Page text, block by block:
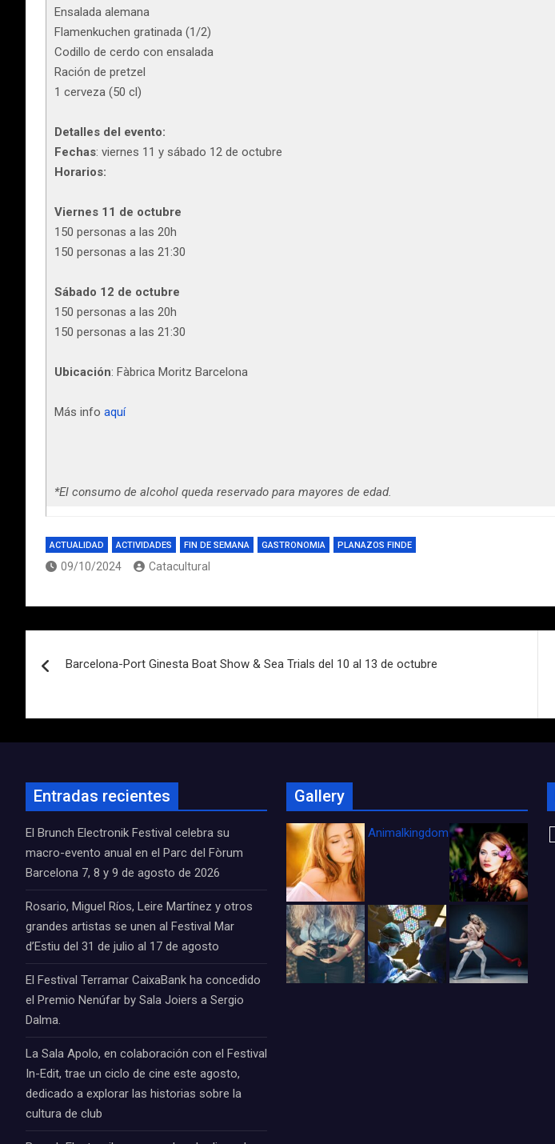
Ensalada alemana
Flamenkuchen gratinada (1/2)
Codillo de cerdo con ensalada
Ración de pretzel
1 cerveza (50 cl)
Detalles del evento:
Fechas: viernes 11 y sábado 12 de octubre
Horarios:
Viernes 11 de octubre
150 personas a las 20h
150 personas a las 21:30
Sábado 12 de octubre
150 personas a las 20h
150 personas a las 21:30
Ubicación: Fàbrica Moritz Barcelona
Más info aquí
*El consumo de alcohol queda reservado para mayores de edad.
ACTUALIDAD ACTIVIDADES FIN DE SEMANA GASTRONOMIA PLANAZOS FINDE
09/10/2024 Catacultural
de
entradas
Barcelona-Port Ginesta Boat Show & Sea Trials del 10 al 13 de octubre
Entradas recientes
El Brunch Electronik Festival celebra su
macro-evento anual en el Parc del Fòrum
Barcelona 7, 8 y 9 de agosto de 2026
Rosario, Miguel Ríos, Leire Martínez y otros
grandes artistas se unen al Festival Mar
d’Estiu del 31 de julio al 17 de agosto
El Festival Terramar CaixaBank ha concedido
el Premio Nenúfar by Sala Joiers a Sergio
Dalma.
La Sala Apolo, en colaboración con el Festival
In-Edit, trae un ciclo de cine este agosto,
dedicado a explorar las historias sobre la
cultura de club
Gallery
Animalkingdom_FichaCine